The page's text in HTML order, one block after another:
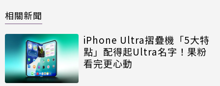
相關新聞
iPhone Ultra摺疊機「5大特
點」配得起Ultra名字！果粉
看完更心動